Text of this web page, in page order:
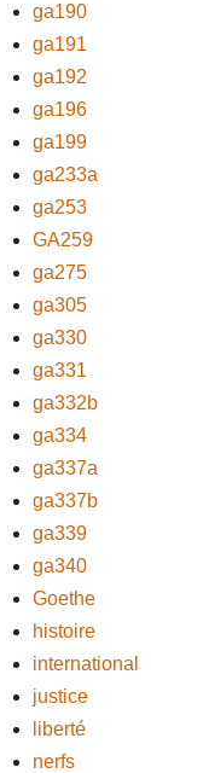
ga190
ga191
ga192
ga196
ga199
ga233a
ga253
GA259
ga275
ga305
ga330
ga331
ga332b
ga334
ga337a
ga337b
ga339
ga340
Goethe
histoire
international
justice
liberté
nerfs